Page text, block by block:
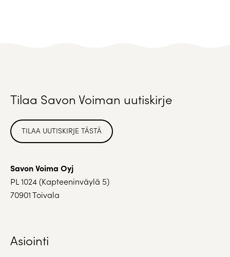
Tilaa Savon Voiman uutiskirje
TILAA UUTISKIRJE TÄSTÄ
Savon Voima Oyj
PL 1024 (Kapteeninväylä 5)
70901 Toivala
Asiointi